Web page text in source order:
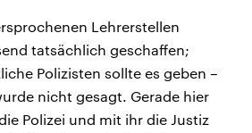
Lehrerstellen
tatsächlich geschaffen;
Polizisten sollte es geben –
nicht gesagt. Gerade hier
Polizei und mit ihr die Justiz